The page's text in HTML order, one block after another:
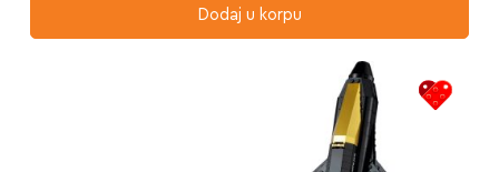
Dodaj u korpu